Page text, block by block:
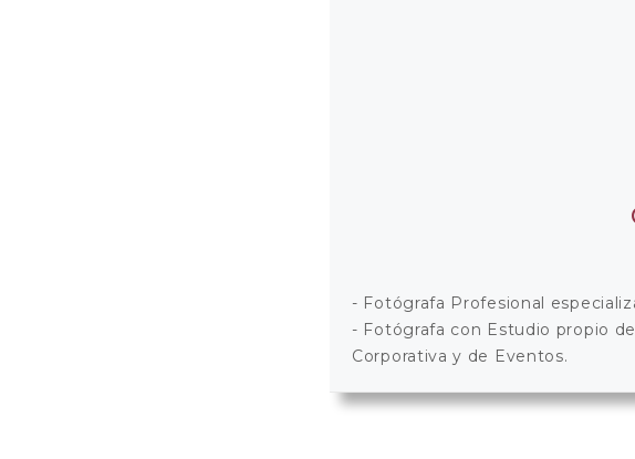
- Fotógrafa Profesional
- Fotógrafa con Estudio propio
Corporativa y de Eventos.